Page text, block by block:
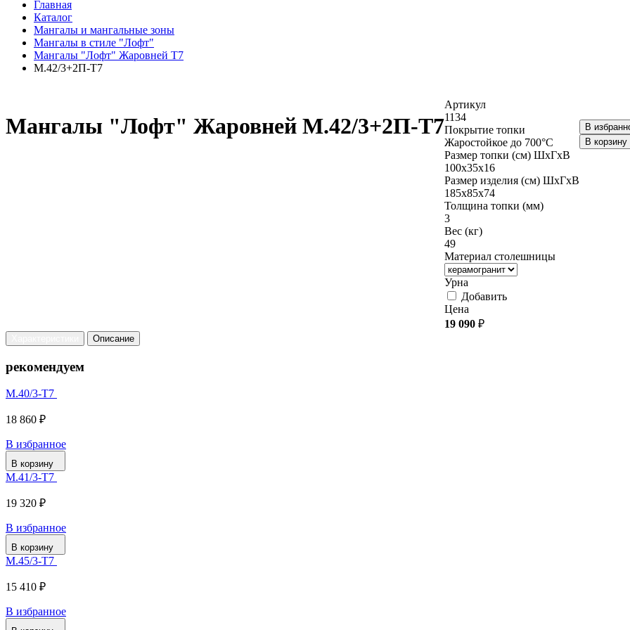
Главная
Каталог
Мангалы и мангальные зоны
Мангалы в стиле "Лофт"
Мангалы "Лофт" Жаровней Т7
М.42/3+2П-Т7
Мангалы "Лофт" Жаровней М.42/3+2П-Т7
Артикул
1134
Покрытие топки
Жаростойкое до 700°С
Размер топки (см) ШхГхВ
100х35х16
Размер изделия (см) ШхГхВ
185х85х74
Толщина топки (мм)
3
Вес (кг)
49
Материал столешницы
Урна
Добавить
Цена
19 090 ₽
В
В корзину
Описание
рекомендуем
М.40/3-Т7
18 860 ₽
В избранное
В корзину
М.41/3-Т7
19 320 ₽
В избранное
В корзину
М.45/3-Т7
15 410 ₽
В избранное